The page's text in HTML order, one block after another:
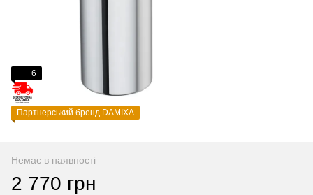
6
Партнерський бренд DAMIXA
Немає в наявності
2 770 грн